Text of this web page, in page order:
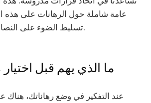
عامة شاملة حول الرهانات على هذه
تسليط الضوء على النصائح والأرقام المهمة.
ما الذي يهم قبل
عند التفكير في وضع رهاناتك،